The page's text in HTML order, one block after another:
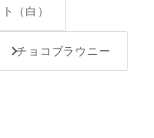
（白）
チョコブラウニー